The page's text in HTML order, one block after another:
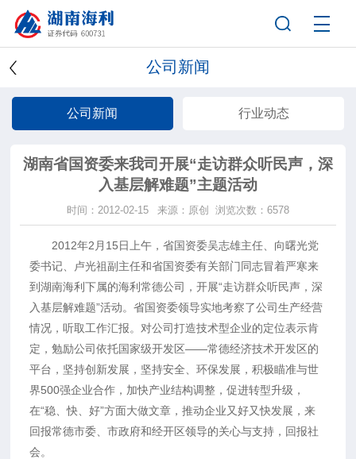
公司新闻
公司新闻 行业动态
湖南省国资委来我司开展“走访群众听民声，深
入基层解难题”主题活动
时间：2012-02-15 来源：原创 浏览次数：6578
2012年2月15日上午，省国资委吴志雄主任、向曙光党
委书记、卢光祖副主任和省国资委有关部门同志冒着严寒来
到湖南海利下属的海利常德公司，开展“走访群众听民声，深
入基层解难题”活动。省国资委领导实地考察了公司生产经营
情况，听取工作汇报。对公司打造技术型企业的定位表示肯
定，勉励公司依托国家级开发区——常德经济技术开发区的
平台，坚持创新发展，坚持安全、环保发展，积极瞄准与世
界500强企业合作，加快产业结构调整，促进转型升级，
在“稳、快、好”方面大做文章，推动企业又好又快发展，来
回报常德市委、市政府和经开区领导的关心与支持，回报社
会。